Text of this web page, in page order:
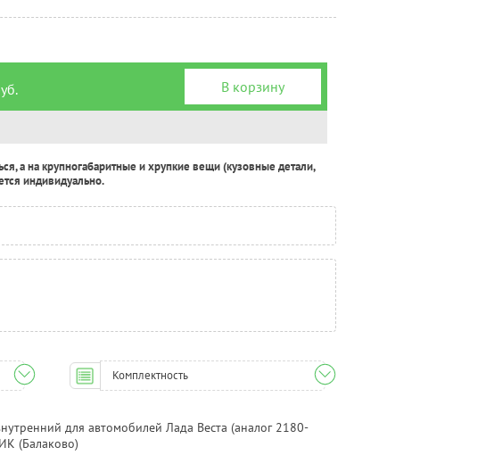
В корзину
а на крупногабаритные и хрупкие вещи (кузовные детали,
индивидуально.
Комплектность
для автомобилей Лада Веста (аналог 2180-
(Балаково)